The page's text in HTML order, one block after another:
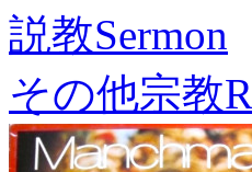
説教Sermon
その他宗教